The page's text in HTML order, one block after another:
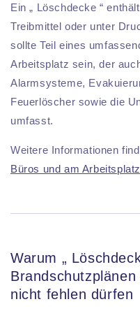
Ein „ Löschdecke “
Treibmittel oder unter
sollte Teil eines
Arbeitsplatz sein, der
Alarmsysteme,
Feuerlöscher sowie die
umfasst.
Weitere Informationen
Büros und am Arbeitsplatz
Warum „
nicht fehlen dürfen